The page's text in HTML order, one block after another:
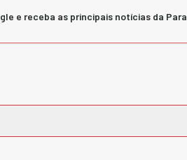
e receba as principais notícias da